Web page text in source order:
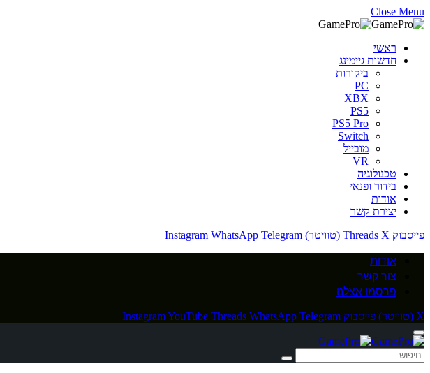
Close Menu
ראשי
חדשות גיימינג
ביקורות
PC
XBX
PS5
PS5 Pro
Switch
מובייל
VR
טכנולוגיה
בידור ופנאי
אודות
יצירת קשר
פייסבוק
Threads X (טוויטר) Instagram WhatsApp Telegram
אודות
צור קשר
פרסמו אצלנו
X (טוויטר) פייסבוק InstagramYouTube Threads WhatsApp Telegram